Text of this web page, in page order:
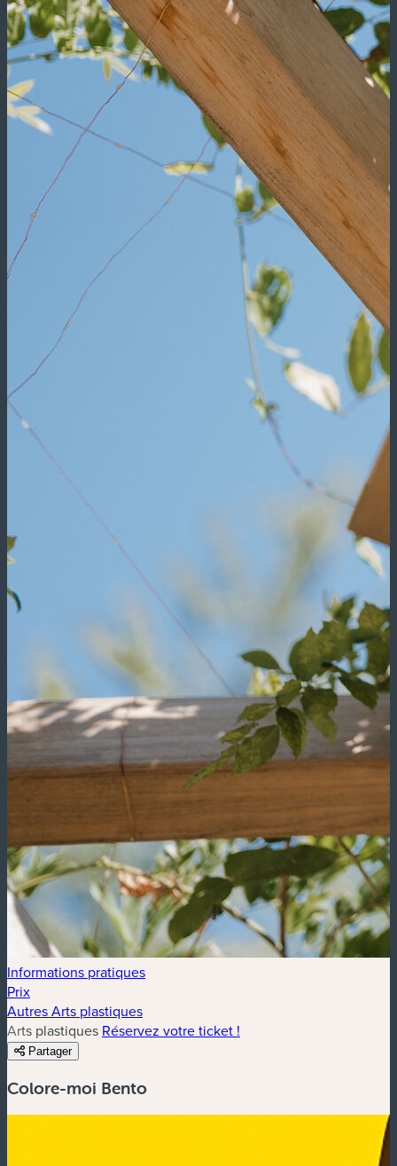
Informations pratiques
Prix
Autres Arts plastiques
Arts plastiques Réservez votre ticket !
Partager
Colore-moi Bento